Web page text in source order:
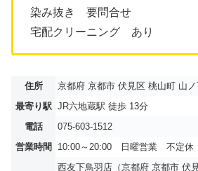
染み抜き 要問合せ
宅配クリーニング あり
住所
京都府 京都市 伏見区 桃山町 山
最寄り駅 JR六地蔵駅 徒歩 13分
電話
075-603-1512
営業時間
10:00～20:00 日曜営業 不定休
西友下鳥羽店（京都府 京都市 伏